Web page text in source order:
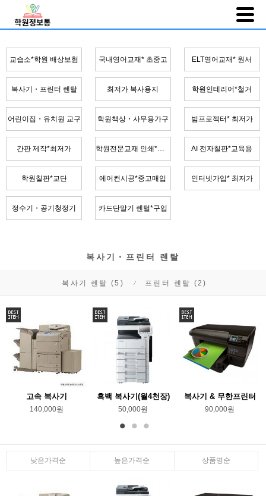
교습소*학원 배상보험 국내영어교재* 초중고 ELT영어교재* 원서
복사기・프린터 렌탈 최저가 복사용지 학원인테리어*철거
어린이집・유치원 교구 학원책상・사무용가구 빔프로젝터* 최저가
간판 제작*최저가 학원전문교재 인쇄*제본 AI 전자칠판*교육용
학원칠판*교단 에어컨시공*중고매입 인터넷가입* 최저가
정수기・공기청정기 카드단말기 렌털*구입
복사기・프린터 렌탈
복사기 렌탈 (5) 프린터 렌탈 (2)
고속 복사기
140,000원
흑백 복사기(월4천장)
50,000원
복사기 & 무한프린터
90,000원
낮은가격순 높은가격순 상품명순